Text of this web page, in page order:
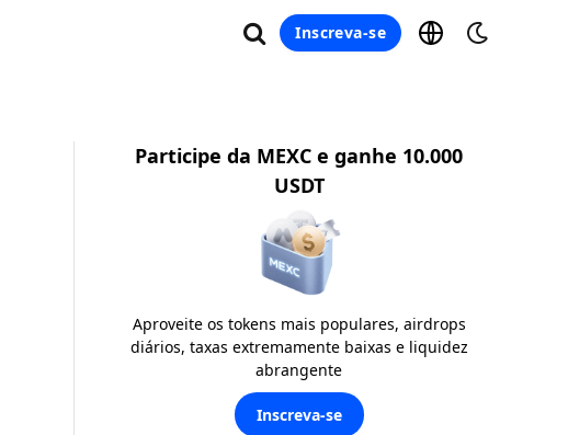
Inscreva-se
Participe da MEXC e ganhe 10.000
USDT
Aproveite os tokens mais populares, airdrops
diários, taxas extremamente baixas e liquidez
abrangente
Inscreva-se